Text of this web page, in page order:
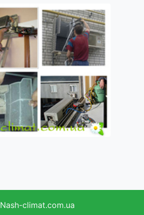
Nash-climat.com.ua